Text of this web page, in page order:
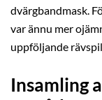
dvärgbandmask.
var ännu mer
uppföljande
Insamling